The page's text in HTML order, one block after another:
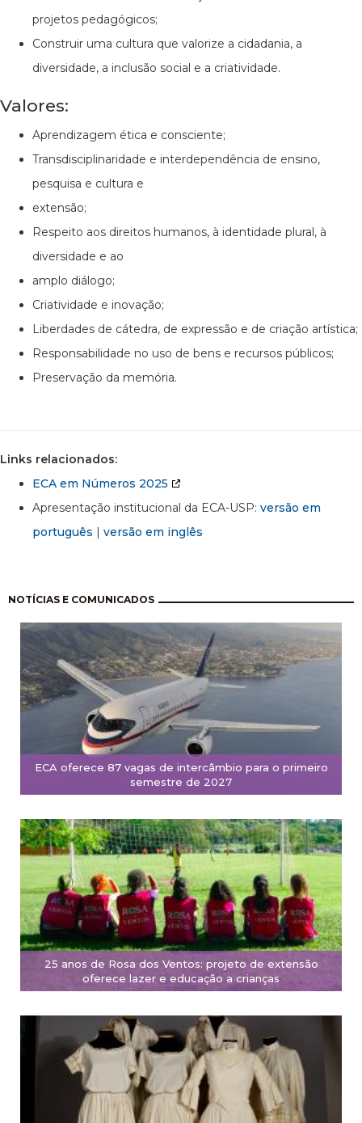
projetos pedagógicos;
Construir uma cultura que valorize a cidadania, a
diversidade, a inclusão social e a criatividade.
Valores:
Aprendizagem ética e consciente;
Transdisciplinaridade e interdependência de ensino,
pesquisa e cultura e
extensão;
Respeito aos direitos humanos, à identidade plural, à
diversidade e ao
amplo diálogo;
Criatividade e inovação;
Liberdades de cátedra, de expressão e de criação artística;
Responsabilidade no uso de bens e recursos públicos;
Preservação da memória.
Links relacionados:
ECA em Números 2025
Apresentação institucional da ECA-USP: versão em
português | versão em inglês
NOTÍCIAS E COMUNICADOS
ECA oferece 87 vagas de intercâmbio para o primeiro
semestre de 2027
25 anos de Rosa dos Ventos: projeto de extensão
oferece lazer e educação a crianças
Paginação